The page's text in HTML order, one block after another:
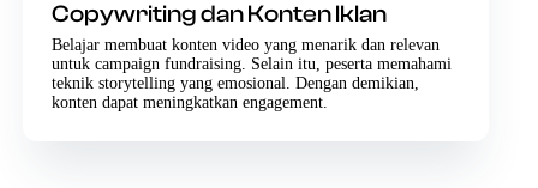
Copywriting dan Konten Iklan
Belajar membuat konten video yang menarik dan relevan
untuk campaign fundraising. Selain itu, peserta memahami
teknik storytelling yang emosional. Dengan demikian,
konten dapat meningkatkan engagement.